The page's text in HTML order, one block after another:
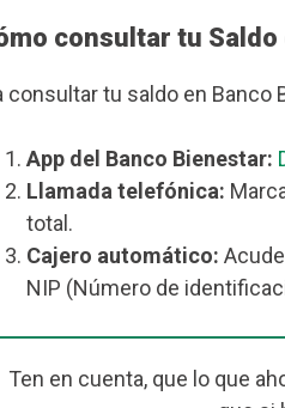
consultar tu
consultar tu saldo en Banco
App del Banco Bienestar:
Llamada telefónica:
total.
Cajero automático:
NIP (Número de
Ten en cuenta, que lo que